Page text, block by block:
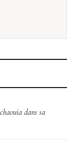
dans sa